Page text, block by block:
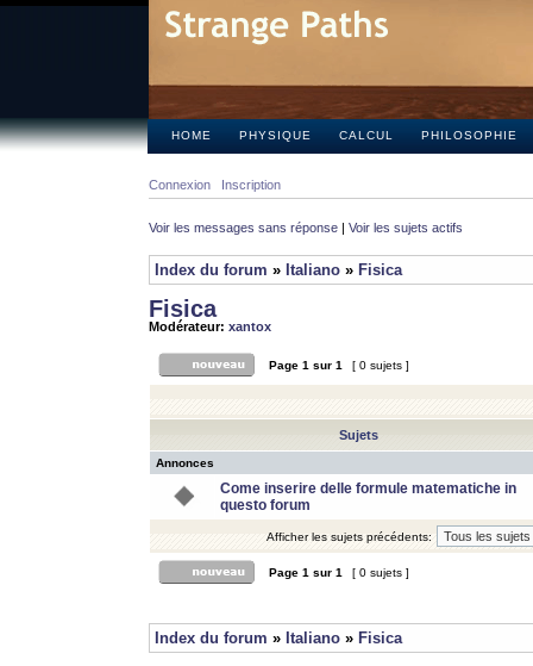
HOME PHYSIQUE CALCUL PHILOSOPHIE
Connexion Inscription
Voir les messages sans réponse | Voir les sujets actifs
Index du forum » Italiano » Fisica
Fisica
Modérateur: xantox
Page 1 sur 1 [ 0 sujets ]
Sujets
Annonces
Come inserire delle formule matematiche in
questo forum
Afficher les sujets précédents:
Page 1 sur 1 [ 0 sujets ]
Index du forum » Italiano » Fisica